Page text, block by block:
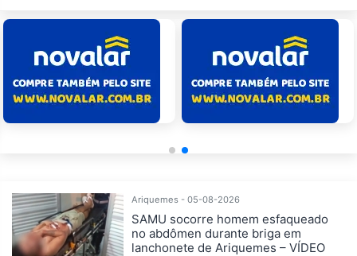
Ariquemes - 05-08-2026
SAMU socorre homem esfaqueado
no abdômen durante briga em
lanchonete de Ariquemes – VÍDEO